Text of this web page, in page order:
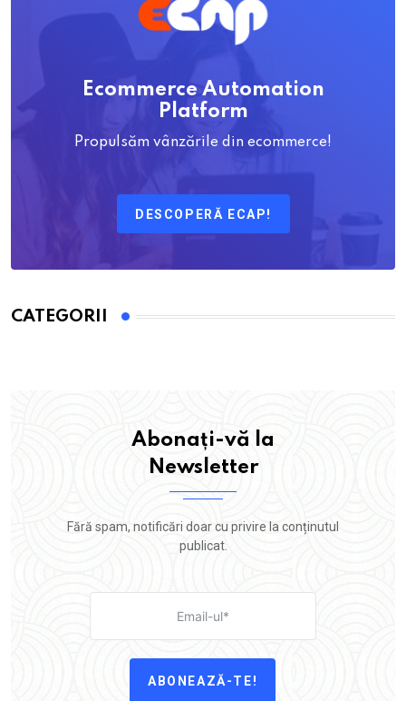
Ecommerce Automation
Platform
Propulsăm vânzările din ecommerce!
DESCOPERĂ ECAP!
CATEGORII
Abonați-vă la
Newsletter
Fără spam, notificări doar cu privire la conținutul
publicat.
ABONEAZĂ-TE!